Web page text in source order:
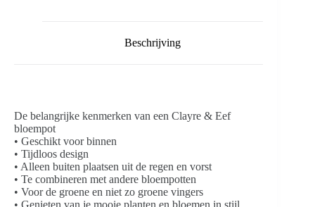
Beschrijving
De belangrijke kenmerken van een Clayre & Eef
bloempot
• Geschikt voor binnen
• Tijdloos design
• Alleen buiten plaatsen uit de regen en vorst
• Te combineren met andere bloempotten
• Voor de groene en niet zo groene vingers
• Genieten van je mooie planten en bloemen in stijl